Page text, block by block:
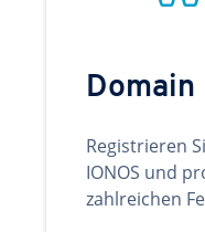
Domain
Registrieren
IONOS und
zahlreichen